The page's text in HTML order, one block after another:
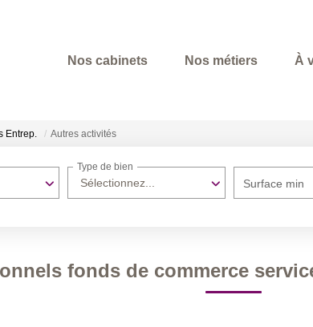
Nos cabinets Nos métiers À
Entrep. Autres activités
Sélectionnez...
Type de bien
Surface min
fonds de commerce